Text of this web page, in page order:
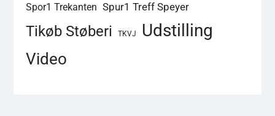
Spor1 Trekanten Spur1 Treff Speyer
Tikøb Støberi TKVJ Udstilling
Video